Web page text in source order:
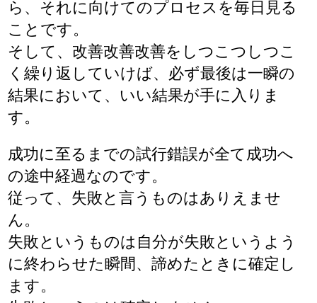
ら、それに向けてのプロセスを毎日見る
ことです。
そして、改善改善改善をしつこつしつこ
く繰り返していけば、必ず最後は一瞬の
結果において、いい結果が手に入りま
す。
成功に至るまでの試行錯誤が全て成功へ
の途中経過なのです。
従って、失敗と言うものはありえませ
ん。
失敗というものは自分が失敗というよう
に終わらせた瞬間、諦めたときに確定し
ます。